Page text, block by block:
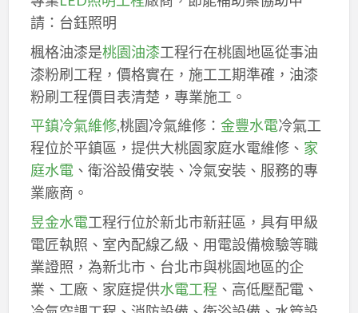
請：台鈺照明
楓格油漆是桃園油漆工程行在桃園地區從事油
漆粉刷工程，價格實在，施工工期準確，油漆
粉刷工程價目表清楚，專業施工。
平鎮冷氣維修,桃園冷氣維修： 金豐水電冷氣工
程位於平鎮區，提供大桃園家庭水電維修、 家
庭水電、衛浴設備安裝、冷氣安裝、服務的專
業廠商。
昱金水電工程行位於新北市新莊區，具有甲級
電匠執照、室內配線乙級、用電設備檢驗等職
業證照，為新北市、台北市與桃園地區的企
業、工廠、家庭提供水電工程 、高低壓配電、